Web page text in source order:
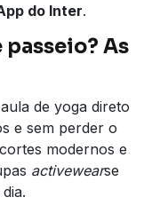
do Inter.
As
de yoga direto
e sem perder o
modernos e
activewearse